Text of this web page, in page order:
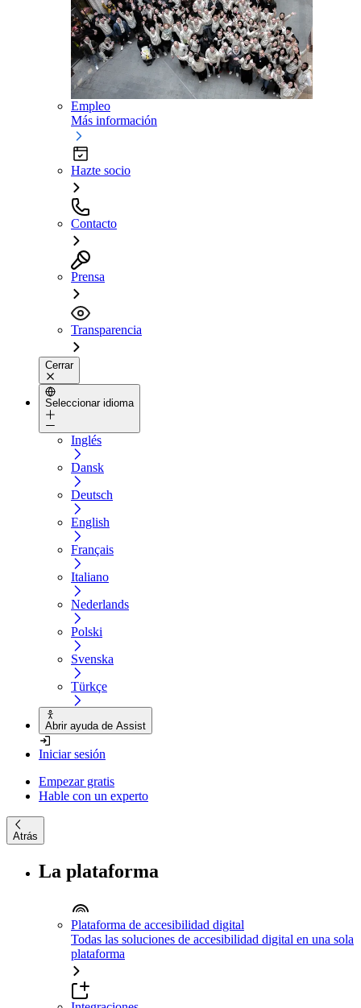
Empleo
Más información
Hazte socio
Contacto
Prensa
Transparencia
Cerrar
Seleccionar idioma
Inglés
Dansk
Deutsch
English
Français
Italiano
Nederlands
Polski
Svenska
Türkçe
Abrir ayuda de Assist
Iniciar sesión
Empezar gratis
Hable con un experto
Atrás
La plataforma
Plataforma de accesibilidad digital
Todas las soluciones de accesibilidad digital en una sola
plataforma